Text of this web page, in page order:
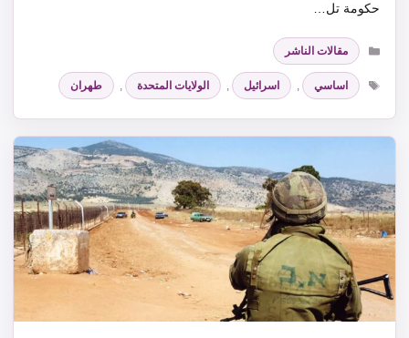
حكومة تل…
التصنيفات
مقالات الناشر
الوسوم
اساسي , اسرائيل , الولايات المتحدة , طهران